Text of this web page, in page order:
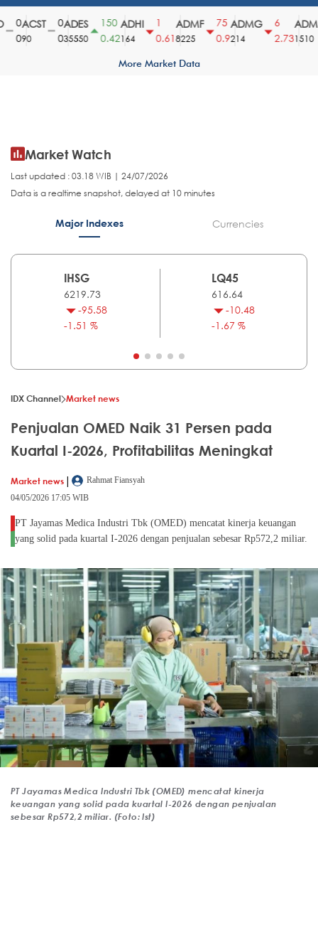
ACST
90
ADES
35550
150
0.42
ADHI
164
0.61
ADMF
8225
75
0.9
ADMG
214
2.73
ADMR
1510
More Market Data
Market Watch
Last updated : 03.18 WIB | 24/07/2026
Data is a realtime snapshot, delayed at 10 minutes
Major Indexes Currencies
IHSG
6219.73
-95.58
-1.51 %
LQ45
616.64
-10.48
-1.67 %
IDX Channel Market news
Penjualan OMED Naik 31 Persen pada
Kuartal I-2026, Profitabilitas Meningkat
Market news |
Rahmat Fiansyah
04/05/2026 17:05 WIB
PT Jayamas Medica Industri Tbk (OMED) mencatat kinerja keuangan
yang solid pada kuartal I-2026 dengan penjualan sebesar Rp572,2 miliar.
PT Jayamas Medica Industri Tbk (OMED) mencatat kinerja
keuangan yang solid pada kuartal I-2026 dengan penjualan
sebesar Rp572,2 miliar. (Foto: Ist)